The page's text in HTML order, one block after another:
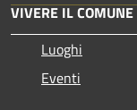
VIVERE IL COMUNE
Luoghi
Eventi